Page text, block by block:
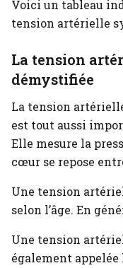
Voici un tableau
tension artérielle
La tension
démystifiée
La tension
est tout aussi
Elle mesure la
cœur se repose
Une tension
selon l’âge. En
Une tension
également